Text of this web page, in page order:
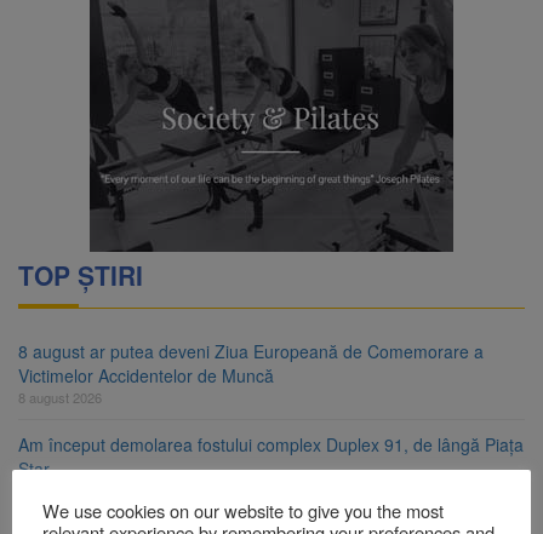
TOP ȘTIRI
8 august ar putea deveni Ziua Europeană de Comemorare a
Victimelor Accidentelor de Muncă
8 august 2026
Am început demolarea fostului complex Duplex 91, de lângă Piața
Star
We use cookies on our website to give you the most